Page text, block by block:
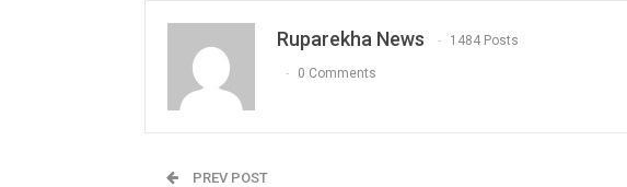
Ruparekha News 1484 Posts
0 Comments
PREV POST